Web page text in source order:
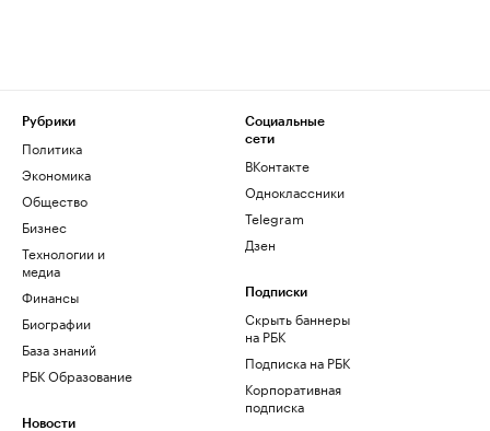
Рубрики
Политика
Экономика
Общество
Бизнес
Технологии и
медиа
Финансы
Биографии
База знаний
РБК Образование
Новости
Социальные
сети
ВКонтакте
Одноклассники
Telegram
Дзен
Подписки
Скрыть баннеры
на РБК
Подписка на РБК
Корпоративная
подписка